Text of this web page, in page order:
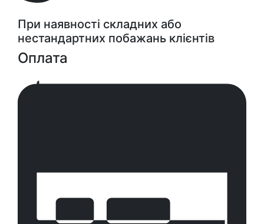
При наявності складних або
нестандартних побажань клієнтів
Оплата